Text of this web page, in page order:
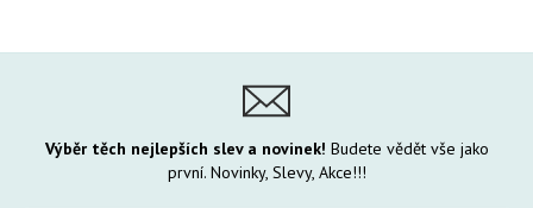
Výběr těch nejlepších slev a novinek! Budete vědět vše jako
první. Novinky, Slevy, Akce!!!